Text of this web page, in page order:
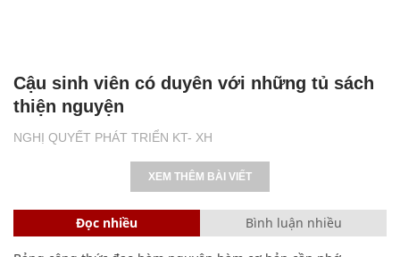
NGHỊ QUYẾT PHÁT TRIỂN KT- XH
Cậu sinh viên có duyên với những tủ sách
thiện nguyện
XEM THÊM BÀI VIẾT
Đọc nhiều Bình luận nhiều